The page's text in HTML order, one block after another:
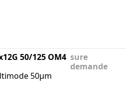
50/125 OM4
50µm
sure
demande